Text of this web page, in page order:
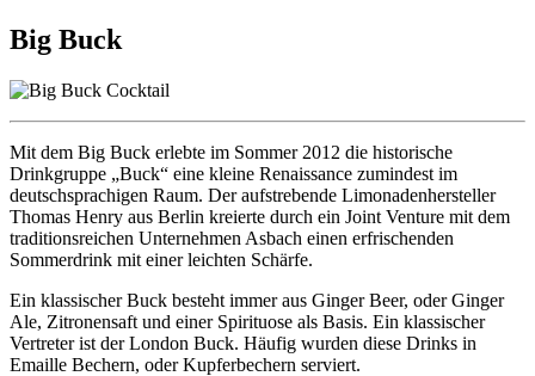
Big Buck
Mit dem Big Buck erlebte im Sommer 2012 die historische
Drinkgruppe „Buck“ eine kleine Renaissance zumindest im
deutschsprachigen Raum. Der aufstrebende Limonadenhersteller
Thomas Henry aus Berlin kreierte durch ein Joint Venture mit dem
traditionsreichen Unternehmen Asbach einen erfrischenden
Sommerdrink mit einer leichten Schärfe.
Ein klassischer Buck besteht immer aus Ginger Beer, oder Ginger
Ale, Zitronensaft und einer Spirituose als Basis. Ein klassischer
Vertreter ist der London Buck. Häufig wurden diese Drinks in
Emaille Bechern, oder Kupferbechern serviert.